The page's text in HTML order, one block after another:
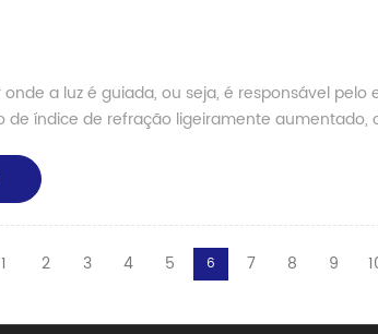
a luz é guiada, ou seja, é responsável
índice de refração ligeiramente aumentado,
1 2 3 4 5 6 7 8 9